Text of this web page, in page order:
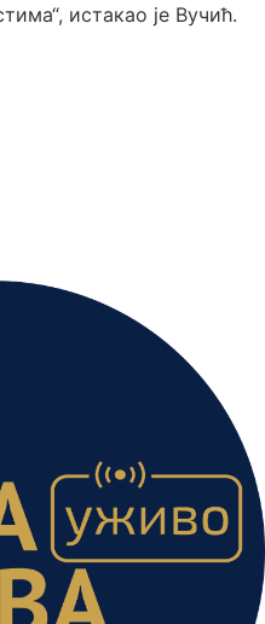
истакао је Вучић.